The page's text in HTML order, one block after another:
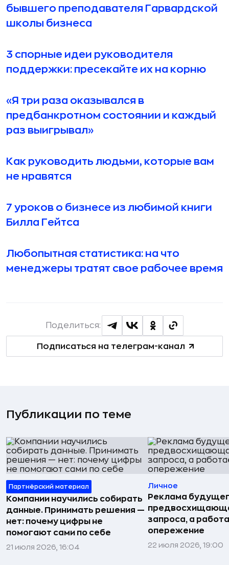
бывшего преподавателя Гарвардской
школы бизнеса
3 спорные идеи руководителя
поддержки: пресекайте их на корню
«Я три раза оказывался в
предбанкротном состоянии и каждый
раз выигрывал»
Как руководить людьми, которые вам
не нравятся
7 уроков о бизнесе из любимой книги
Билла Гейтса
Любопытная статистика: на что
менеджеры тратят свое рабочее время
Подписаться на телеграм-канал
Поделиться:
Публикации по теме
Партнёрский материал
Компании научились собирать
данные. Принимать решения —
нет: почему цифры не
помогают сами по себе
21 июля 2026, 16:04
Личное
Реклама
запроса, а
опережение
22 июля 2026, 19:00